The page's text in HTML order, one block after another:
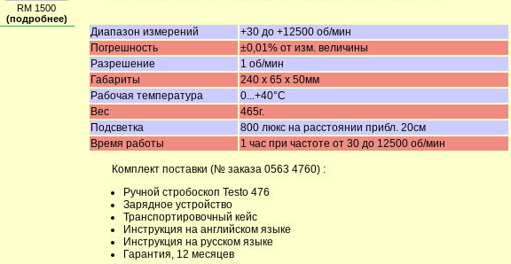
RM 1500
(подробнее)
Диапазон измерений
+30 до +12500 об/мин
Погрешность
±0,01% от изм. величины
Разрешение
1 об/мин
Габариты
240 х 65 х 50мм
Рабочая температура
0...+40°С
Вес
465г.
Подсветка
800 люкс на расстоянии прибл. 20см
Время работы
1 час при частоте от 30 до 12500 об/мин
Комплект поставки (№ заказа 0563 4760) :
Ручной стробоскоп Testo 476
Зарядное устройство
Транспортировочный кейс
Инструкция на английском языке
Инструкция на русском языке
Гарантия, 12 месяцев